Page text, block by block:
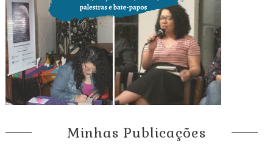
Minhas Publicações